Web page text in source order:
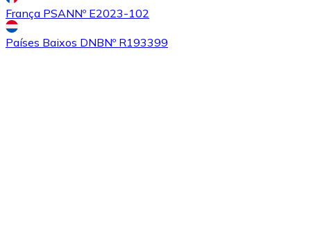
ComprarEthereum Classiccom transferência bancárias
ETC
França PSANNº E2023-102
Países Baixos DNBNº R193399